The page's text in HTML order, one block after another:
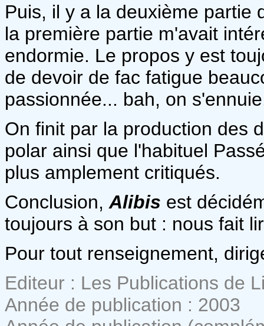
Puis, il y a la deuxième partie
la première partie m'avait
endormie. Le propos y est
de devoir de fac fatigue
passionnée... bah, on
On finit par la production des
polar ainsi que l'habituel
plus amplement critiqués.
Conclusion, Alibis est
toujours à son but : nous fait
Pour tout renseignement,
Editeur : Les Publications de
Année de publication : 2003